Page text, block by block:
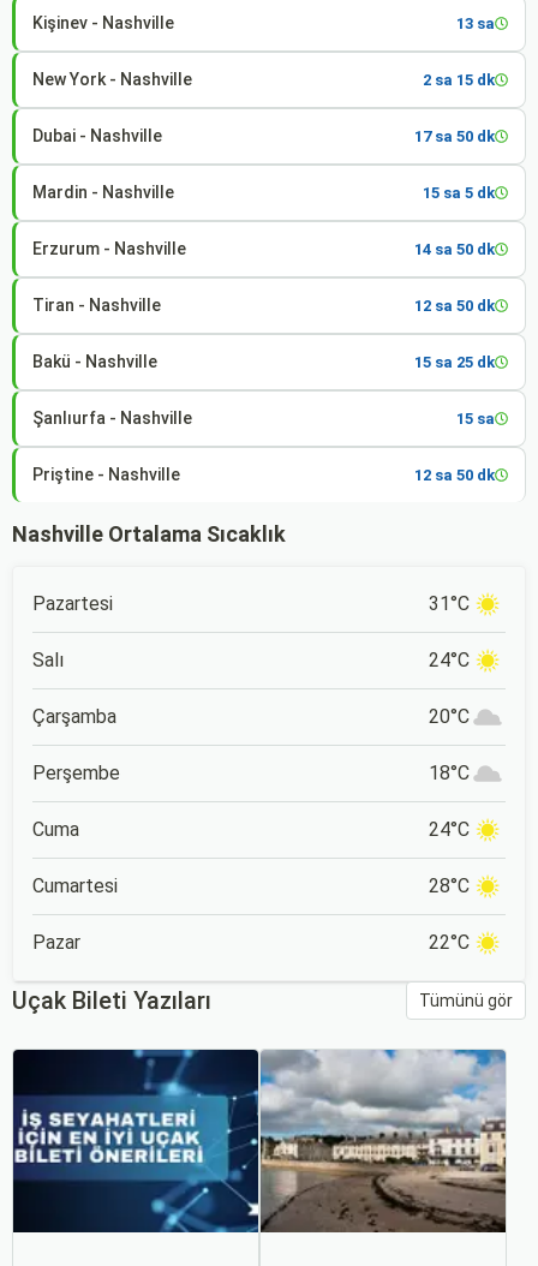
Kişinev - Nashville 13 sa
New York - Nashville 2 sa 15 dk
Dubai - Nashville 17 sa 50 dk
Mardin - Nashville 15 sa 5 dk
Erzurum - Nashville 14 sa 50 dk
Tiran - Nashville 12 sa 50 dk
Bakü - Nashville 15 sa 25 dk
Şanlıurfa - Nashville 15 sa
Priştine - Nashville 12 sa 50 dk
Nashville Ortalama Sıcaklık
Pazartesi 31°C
Salı 24°C
Çarşamba 20°C
Perşembe 18°C
Cuma 24°C
Cumartesi 28°C
Pazar 22°C
Uçak Bileti Yazıları Tümünü gör